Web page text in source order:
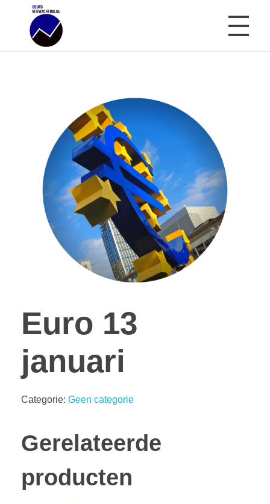
Euro 13
januari
Categorie: Geen categorie
Gerelateerde
producten